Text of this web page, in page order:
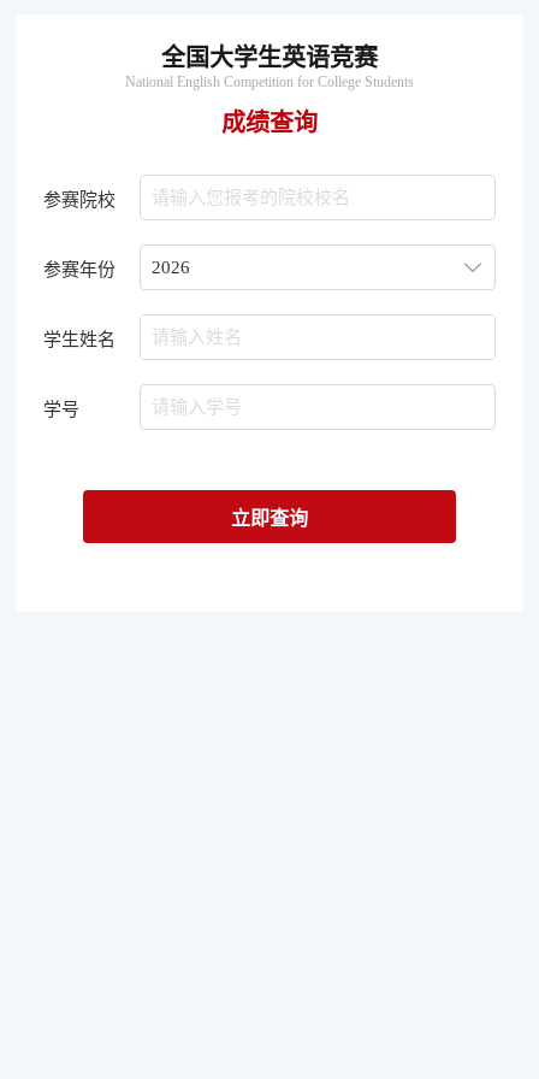
全国大学生英语竞赛
National English Competition for College Students
成绩查询
参赛院校 请输入您报考的院校校名
参赛年份 
学生姓名 请输入姓名
学号 请输入学号
立即查询